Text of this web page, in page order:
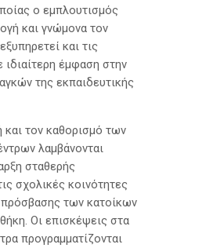
ο εμπλουτισμός
και γνώμονα τον
και τις
ιδιαίτερη έμφαση στην
της εκπαιδευτικής
και τον καθορισμό των
λαμβάνονται
σταθερής
σχολικές κοινότητες
πρόσβασης των κατοίκων
Οι επισκέψεις στα
προγραμματίζονται